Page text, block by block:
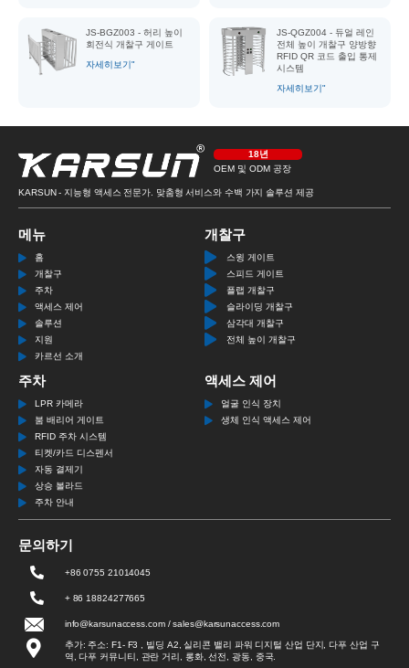
JS-BGZ003 - 허리 높이
회전식 개찰구 게이트
자세히보기"
JS-QGZ004 - 듀얼 레인
전체 높이 개찰구 양방향
RFID QR 코드 출입 통제
시스템
자세히보기"
18년
OEM 및 ODM 공장
KARSUN - 지능형 액세스 전문가. 맞춤형 서비스와 수백 가지 솔루션 제공
메뉴
홈
개찰구
주차
액세스 제어
솔루션
지원
카르선 소개
개찰구
스윙 게이트
스피드 게이트
플랩 개찰구
슬라이딩 개찰구
삼각대 개찰구
전체 높이 개찰구
주차
LPR 카메라
붐 배리어 게이트
RFID 주차 시스템
티켓/카드 디스펜서
자동 결제기
상승 볼라드
주차 안내
액세스 제어
얼굴 인식 장치
생체 인식 액세스 제어
문의하기
+86 0755 21014045
+ 86 18824277665
info@karsunaccess.com / sales@karsunaccess.com
추가: 주소: F1- F3 , 빌딩 A2, 실리콘 밸리 파워 디지털 산업 단지, 다푸 산업 구
역, 다푸 커뮤니티, 관란 거리, 롱화, 선전, 광동, 중국.